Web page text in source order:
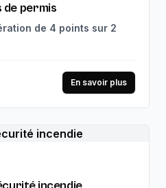
permis
de 4 points sur 2
En savoir plus